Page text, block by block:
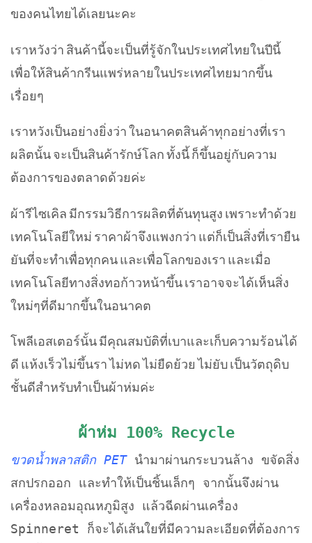
ของคนไทยได้เลยนะคะ
เราหวังว่า สินค้านี้จะเป็นที่รู้จักในประเทศไทยในปีนี้
เพื่อให้สินค้ากรีนแพร่หลายในประเทศไทยมากขึ้น
เรื่อยๆ
เราหวังเป็นอย่างยิ่งว่า ในอนาคตสินค้าทุกอย่างที่เรา
ผลิตนั้น จะเป็นสินค้ารักษ์โลก ทั้งนี้ ก็ขึ้นอยู่กับความ
ต้องการของตลาดด้วยค่ะ
ผ้ารีไซเคิล มีกรรมวิธีการผลิตที่ต้นทุนสูง เพราะทำด้วย
เทคโนโลยีใหม่ ราคาผ้าจึงแพงกว่า แต่ก็เป็นสิ่งที่เรายืน
ยันที่จะทำเพื่อทุกคน และเพื่อโลกของเรา และเมื่อ
เทคโนโลยีทางสิ่งทอก้าวหน้าขึ้น เราอาจจะได้เห็นสิ่ง
ใหม่ๆที่ดีมากขึ้นในอนาคต
โพลีเอสเตอร์นั้น มีคุณสมบัติที่เบาและเก็บความร้อนได้
ดี แห้งเร็วไม่ขึ้นรา ไม่หด ไม่ยืดย้วย ไม่ยับ เป็นวัตถุดิบ
ชั้นดีสำหรับทำเป็นผ้าห่มค่ะ
ผ้าห่ม 100% Recycle
ขวดน้ำพลาสติก PETนำมาผ่านกระบวนล้าง ขจัดสิ่ง
สกปรกออก และทำให้เป็นชิ้นเล็กๆ จากนั้นจึงผ่าน
เครื่องหลอมอุณหภูมิสูง แล้วฉีดผ่านเครื่อง
Spinneret ก็จะได้เส้นใยที่มีความละเอียดที่ต้องการ